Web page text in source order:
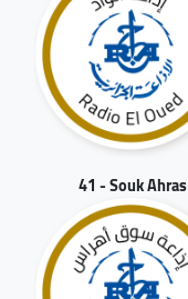
41 - Souk Ahras